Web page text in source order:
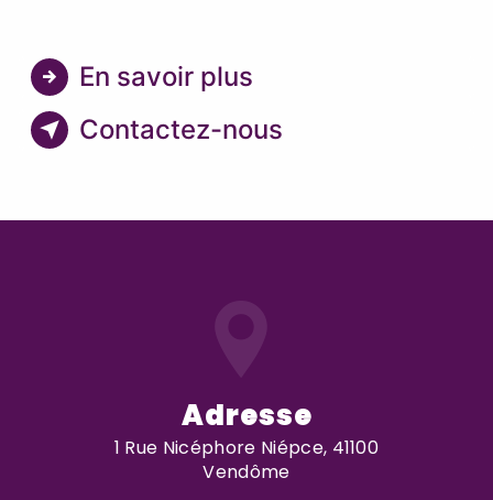
En savoir plus
Contactez-nous
Adresse
1 Rue Nicéphore Niépce, 41100
Vendôme